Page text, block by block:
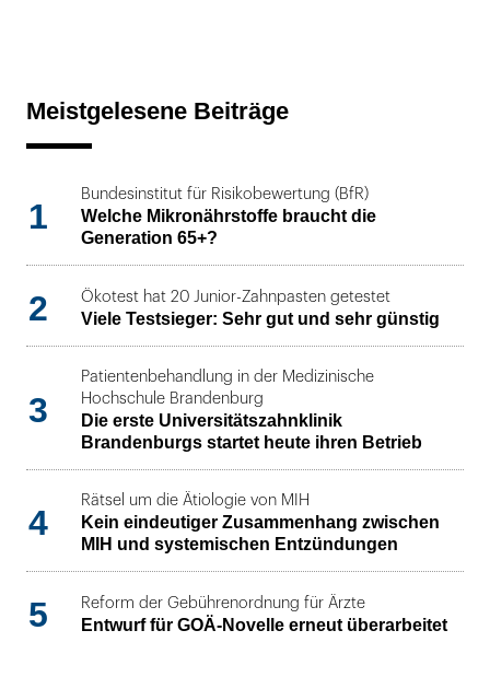
Meistgelesene Beiträge
1
Bundesinstitut für Risikobewertung (BfR)
Welche Mikronährstoffe braucht die
Generation 65+?
2 Ökotest hat 20 Junior-Zahnpasten getestet
Viele Testsieger: Sehr gut und sehr günstig
3
Patientenbehandlung in der Medizinische
Hochschule Brandenburg
Die erste Universitätszahnklinik
Brandenburgs startet heute ihren Betrieb
4
Rätsel um die Ätiologie von MIH
Kein eindeutiger Zusammenhang zwischen
MIH und systemischen Entzündungen
5 Reform der Gebührenordnung für Ärzte
Entwurf für GOÄ-Novelle erneut überarbeitet